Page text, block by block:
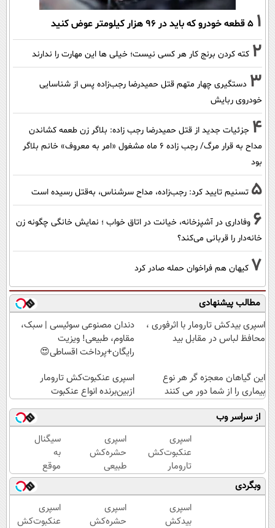
1 ۵ قطعه خودرو که باید در ۹۶ هزار کیلومتر عوض کنید
2 کته کردن برنج کار هر کسی نیست؛ خیلی ها این مهارت را ندارند
3 دستگیری چهار متهم قتل حمیدرضا رجب‌زاده پس از شناسایی
خودروی ربایش
4 جزئیات جدید از قتل حمیدرضا رجب زاده: بلاگر زن طعمه کشاندن
مداح به قرار مرگ/ رجب زاده 6 ماه مشغول «امر به معروف» خانم بلاگر
بود
5 تسنیم تایید کرد: رجب‌زاده، مداح سرشناس، به‌قتل رسیده است
6 وفاداری در آشپزخانه، خیانت در اتاق خواب ؛ نمایش خانگی چگونه زن
خانه‌دار را قربانی می‌کند؟
7 کیهان هم فراخوان حمله صادر کرد
مطالب پیشنهادی
اسپری بیدکش تارومار با اثرفوری ،
محافظ لباس در مقابل بید
دندان مصنوعی سوئیسی | سبک،
مقاوم، طبیعی! ویزیت
رایگان+پرداخت اقساطی😍
این گیاهان معجزه گر هر نوع
بیماری را از شما دور می کنند
اسپری عنکبوت‌‌کش تارومار
ازبین‌برنده انواع عنکبوت
از سراسر وب
اسپری
عنکبوت‌‌کش
تارومار
ازبین‌برنده
انواع
عنکبوت
اسپری
حشره‌کش
طبیعی
تارومار
سازگار با
محیط
زیست و با
سیگنال
به
موقع
سرمایه
گذاری
(رایگان
به
وبگردی
اسپری
بیدکش
اسپری
حشره‌کش
اسپری
عنکبوت‌‌کش